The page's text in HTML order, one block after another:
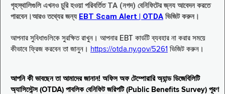
গৃহস্থালিগুলি এখনও চুরি হওয়া পরিবর্তিত TA (নগদ) বেনিফিটের জ্নয আবেদন করতে
পারবেন।আরও তথ্যের জন্য EBT Scam Alert | OTDA ভিজিট করুন।
আপনার সুবিধাগুলিকে সুরক্ষিত রাখুন। আপনার EBT কার্ডটি ব্যবহার না করার সময়ে
কীভাবে ফ্রিজ করবেন তা জানুন। https://otda.ny.gov/5261 ভিজিট করুন।
আপনি কী ভাবছেন তা আমাদের জানান! অফিস অফ টেম্পোরারি অ্যান্ড ডিজেবিলিটি
অ্যাসিস্টেন্স (OTDA) পাবলিক বেনিফিট জরিপটি (Public Benefits Survey) পূরণ